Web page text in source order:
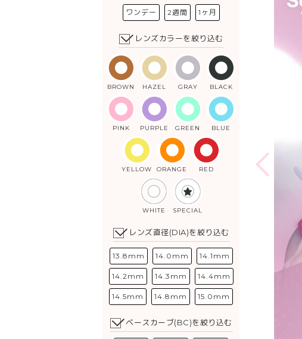
ワンデー 2週間 1ヶ月
レンズカラーを絞り込む
BROWN HAZEL GRAY BLACK
PINK PURPLE GREEN BLUE
YELLOW ORANGE RED
WHITE SPECIAL
レンズ直径(DIA)を絞り込む
13.8mm 14.0mm 14.1mm
14.2mm 14.3mm 14.4mm
14.5mm 14.8mm 15.0mm
ベースカーブ(BC)を絞り込む